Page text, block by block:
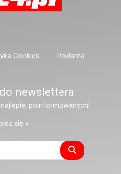
Cookies Reklama
newslettera
poinformowanych!
się »
Szukaj